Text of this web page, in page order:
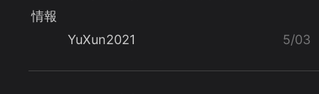
情報
YuXun2021 5/03